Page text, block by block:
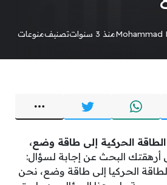
Mohammadمنذ 3 سنوات تصنيفمنوعات
الحركية إلى طاقة وضع،
أرهقتك البحث عن إجابة لسؤال:
الحركيا إلى طاقة وضع، نحن